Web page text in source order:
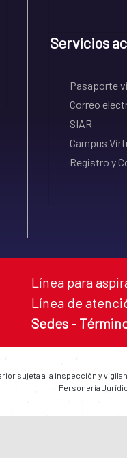
Servicios
Pasaporte
Correo
SIAR
Campus
Registro y
Línea para
Línea de
Sedes -
sujeta a la inspección y
Personería